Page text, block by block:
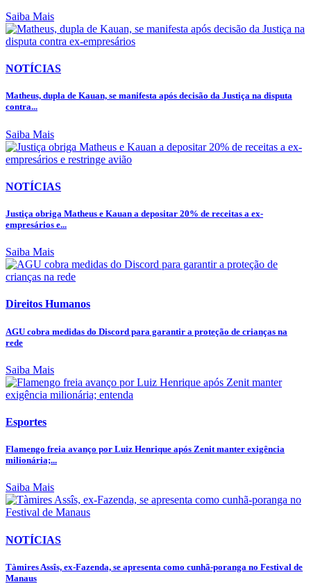
Saiba Mais
NOTÍCIAS
Matheus, dupla de Kauan, se manifesta após decisão da Justiça na disputa
contra...
Saiba Mais
NOTÍCIAS
Justiça obriga Matheus e Kauan a depositar 20% de receitas a ex-
empresários e...
Saiba Mais
Direitos Humanos
AGU cobra medidas do Discord para garantir a proteção de crianças na
rede
Saiba Mais
Esportes
Flamengo freia avanço por Luiz Henrique após Zenit manter exigência
milionária;...
Saiba Mais
NOTÍCIAS
Tàmires Assîs, ex-Fazenda, se apresenta como cunhã-poranga no Festival de
Manaus